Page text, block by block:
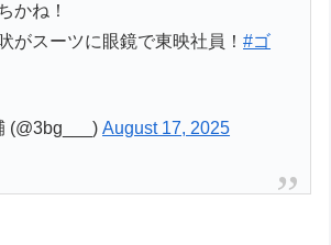
かね！
がスーツに眼鏡で東映社員！#ゴ
(@3bg___)August 17, 2025